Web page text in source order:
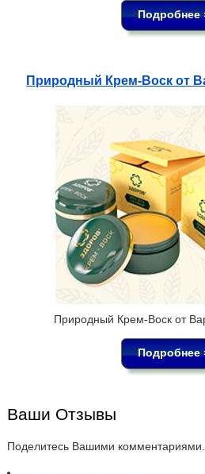
Подробнее
Природный Крем-Воск от
Природный Крем-Воск от
Подробнее
Ваши Отзывы
Поделитесь Вашими комментариями.